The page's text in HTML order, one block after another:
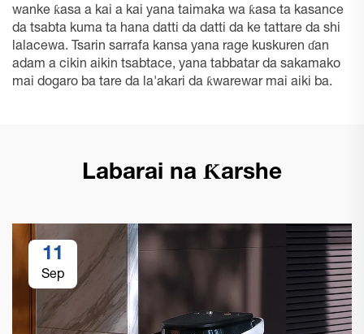
wanke ƙasa a kai a kai yana taimaka wa ƙasa ta kasance
da tsabta kuma ta hana datti da datti da ke tattare da shi
lalacewa. Tsarin sarrafa kansa yana rage kuskuren ɗan
adam a cikin aikin tsabtace, yana tabbatar da sakamako
mai dogaro ba tare da la'akari da ƙwarewar mai aiki ba.
Labarai na Ƙarshe
11
Sep